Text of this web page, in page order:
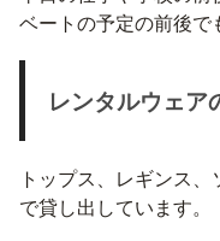
ベートの予定の前後で
レンタルウェア
トップス、レギンス
で貸し出しています。